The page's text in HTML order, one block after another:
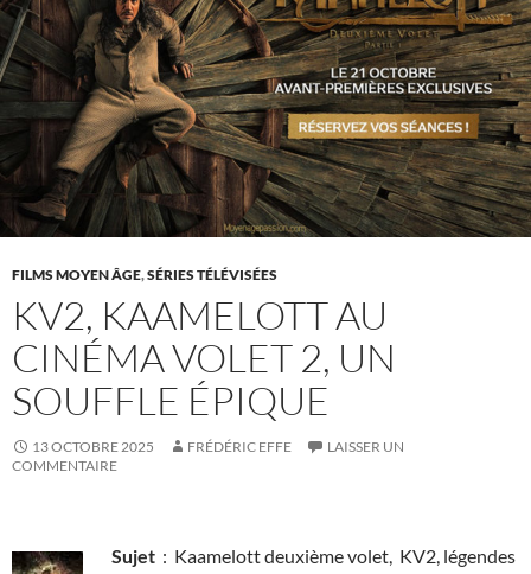
FILMS MOYEN ÂGE,SÉRIES TÉLÉVISÉES
KV2, KAAMELOTT AU
CINÉMA VOLET 2, UN
SOUFFLE ÉPIQUE
13 OCTOBRE 2025 FRÉDÉRIC EFFE
LAISSER UN
COMMENTAIRE
Sujet : Kaamelott deuxième volet, KV2, légendes